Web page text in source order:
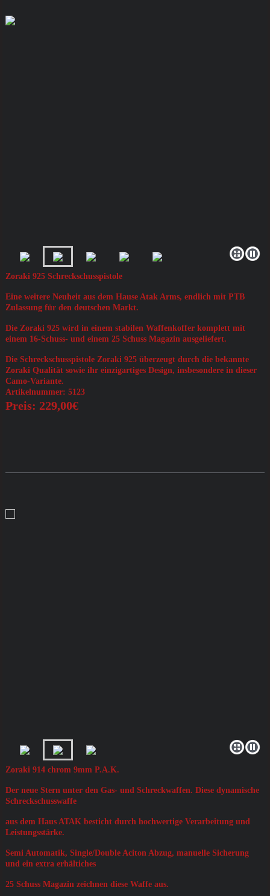
Zoraki 925 Schreckschusspistole
Eine weitere Neuheit aus dem Hause Atak Arms, endlich mit PTB
Zulassung für den deutschen Markt.
Die Zoraki 925 wird in einem stabilen Waffenkoffer komplett mit
einem 16-Schuss- und einem 25 Schuss Magazin ausgeliefert.
Die Schreckschusspistole Zoraki 925 überzeugt durch die bekannte
Zoraki Qualität sowie ihr einzigartiges Design, insbesondere in dieser
Camo-Variante.
Artikelnummer: 5123
Preis: 229,00€
Zoraki 914 chrom 9mm P.A.K.
Der neue Stern unter den Gas- und Schreckwaffen. Diese dynamische
Schreckschusswaffe
aus dem Haus ATAK besticht durch hochwertige Verarbeitung und
Leistungsstärke.
Semi Automatik, Single/Double Aciton Abzug, manuelle Sicherung
und ein extra erhältiches
25 Schuss Magazin zeichnen diese Waffe aus.